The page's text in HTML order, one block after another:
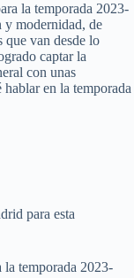
la temporada 2023-
y modernidad, de
que van desde lo
captar la
con unas
en la temporada
para esta
la temporada 2023-